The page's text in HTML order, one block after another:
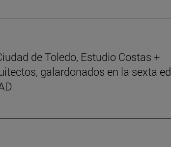
de Toledo, Estudio Costas +
galardonados en la sexta